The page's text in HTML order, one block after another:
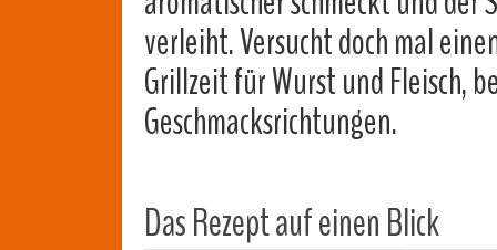
verleiht. Versucht doch mal
Grillzeit für Wurst und Fleisch,
Geschmacksrichtungen.
Das Rezept auf einen Blick